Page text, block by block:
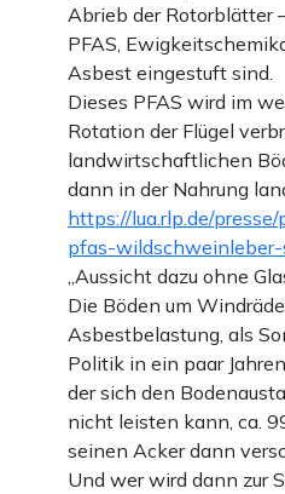
Abrieb der Rotorblätter
PFAS,
Asbest eingestuft sind.
Dieses PFAS wird im
Rotation der Flügel
landwirtschaftlichen
dann in der Nahrung
https://lua.rlp.de/
pfas-
„Aussicht dazu ohne
Die Böden um
Asbestbelastung, als
Politik in ein paar
der sich den
nicht leisten kann, ca.
seinen Acker dann
Und wer wird dann zur